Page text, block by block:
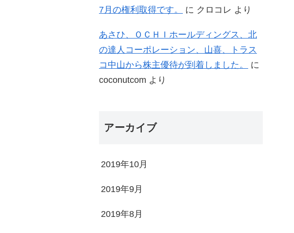
7月の権利取得です。 に クロコレ より
あさひ、ＯＣＨＩホールディングス、北
の達人コーポレーション、山喜、トラス
コ中山から株主優待が到着しました。
に
coconutcom より
アーカイブ
2019年10月
2019年9月
2019年8月